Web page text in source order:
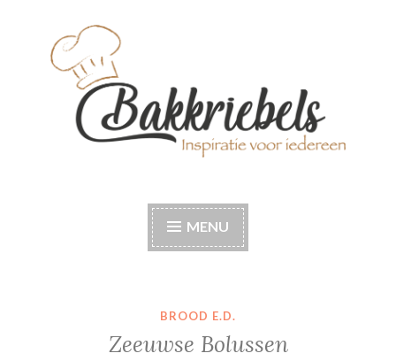
Bakkriebels
MENU
BROOD E.D.
Zeeuwse Bolussen